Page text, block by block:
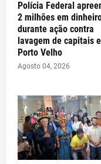
Polícia Federal
2 milhões em
durante ação contra
lavagem de capitais
Porto Velho
Agosto 04, 2026